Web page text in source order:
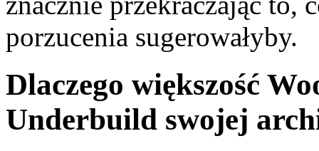
porzucenia sugerowałyby.
Dlaczego większość
Underbuild swojej